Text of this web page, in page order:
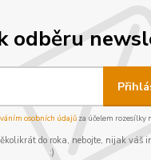
odběru
osobních údajůza účelem rozesílky
do roka, nebojte, nijak váš
:)